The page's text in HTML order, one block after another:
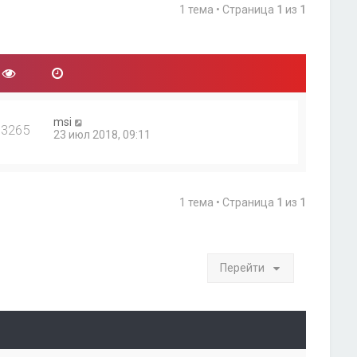
1 тема • Страница 1 из 1
msi
23 июл 2018, 09:11
1 тема • Страница 1 из 1
Перейти